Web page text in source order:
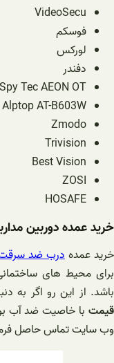
VideoSecu
فوسکم
لورکس
دفندر
Spy Tec AEON OT
Alptop AT-B603W
Zmodo
Trivision
Best Vision
ZOSI
HOSAFE
خرید عمده دوربین
خرید عمدهدرب ضد سرقت
برای محیط های
باشد. از این رو اگر به
قیمت با خاصیت ضد آب
وب سایت تماس حاصل